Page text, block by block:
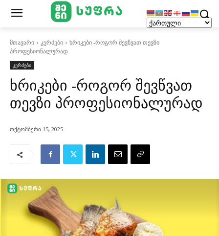
მთავარი კერძები
ხრიკები -როგორ შევწვათ თევზი
პროფესიონალურად
კერძები
ხრიკები -როგორ შევწვათ
თევზი პროფესიონალურად
ოქტომბერი 15, 2025